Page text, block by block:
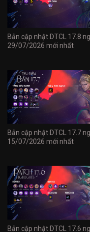
Bản cập nhật DTCL 17.8
29/07/2026 mới nhất
Bản cập nhật DTCL 17.7
15/07/2026 mới nhất
Bản cập nhật DTCL 17.6